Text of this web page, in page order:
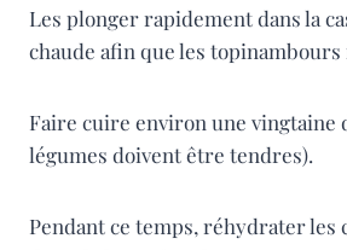
Les plonger rapidement dans la
chaude afin que les topinambours
Faire cuire environ une vingtaine
légumes doivent être tendres).
Pendant ce temps, réhydrater les